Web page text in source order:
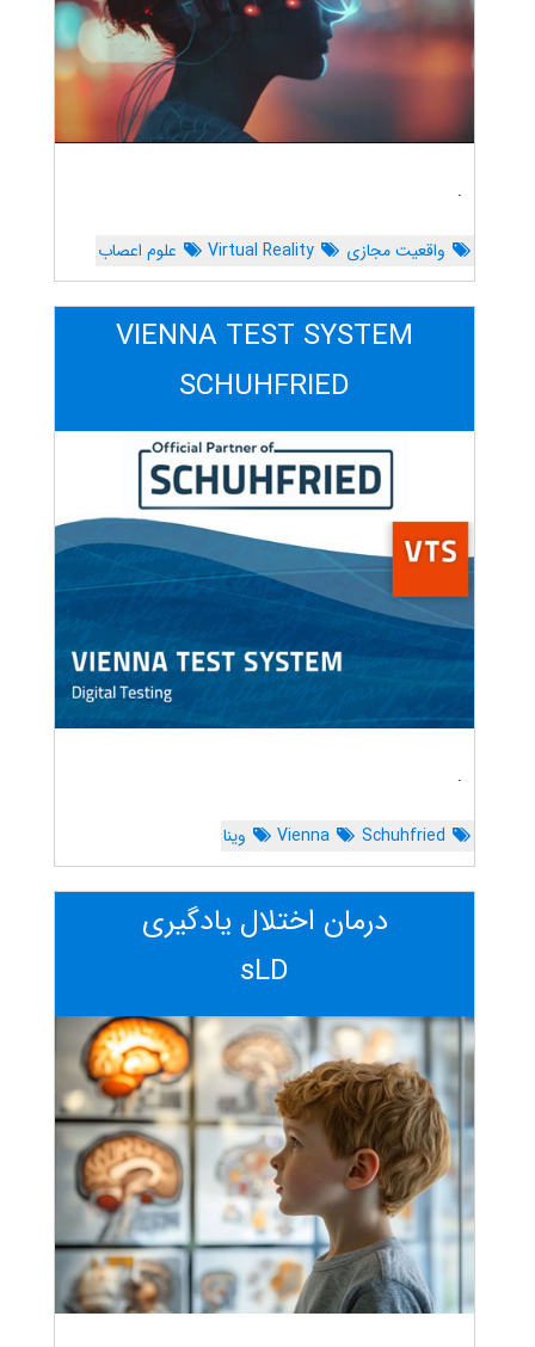
.
واقعیت مجازی Virtual Reality علوم اعصاب
VIENNA TEST SYSTEM
SCHUHFRIED
.
Schuhfried
Vienna وینا
درمان اختلال یادگیری
sLD